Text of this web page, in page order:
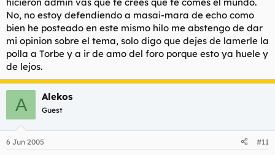
fáciles.
No, no estoy defendiendo a masai-mara de echo como
bien he posteado en este mismo hilo me abstengo de dar
mi opinion sobre el tema, solo digo que dejes de lamerle la
polla a Torbe y a ir de amo del foro porque esto ya huele y
de lejos.
A Alekos
Guest
6 Jun 2005 #11